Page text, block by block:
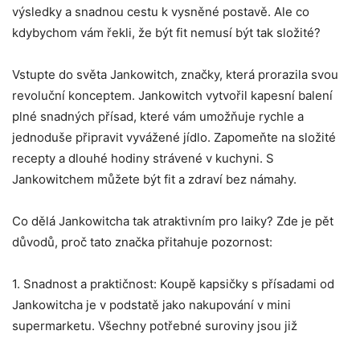
výsledky a snadnou cestu k vysněné postavě. Ale co
kdybychom vám řekli, že být fit nemusí být tak složité?
Vstupte do světa Jankowitch, značky, která prorazila svou
revoluční konceptem. Jankowitch vytvořil kapesní balení
plné snadných přísad, které vám umožňuje rychle a
jednoduše připravit vyvážené jídlo. Zapomeňte na složité
recepty a dlouhé hodiny strávené v kuchyni. S
Jankowitchem můžete být fit a zdraví bez námahy.
Co dělá Jankowitcha tak atraktivním pro laiky? Zde je pět
důvodů, proč tato značka přitahuje pozornost:
1. Snadnost a praktičnost: Koupě kapsičky s přísadami od
Jankowitcha je v podstatě jako nakupování v mini
supermarketu. Všechny potřebné suroviny jsou již